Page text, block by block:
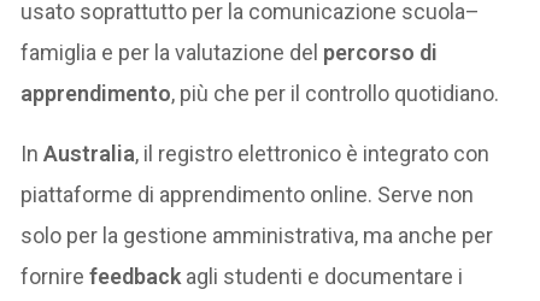
usato soprattutto per la comunicazione scuola–
famiglia e per la valutazione del percorso di
apprendimento, più che per il controllo quotidiano.
InAustralia, il registro elettronico è integrato con
piattaforme di apprendimento online. Serve non
solo per la gestione amministrativa, ma anche per
fornirefeedback agli studenti e documentare i